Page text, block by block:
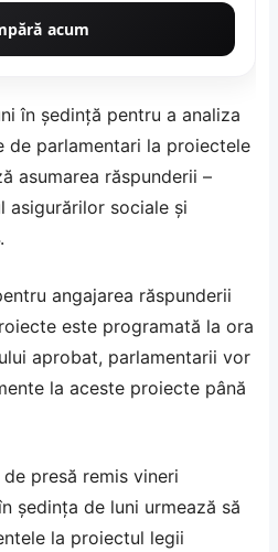
acum
în şedinţă pentru a analiza
de parlamentari la proiectele
asumarea răspunderii –
asigurărilor sociale şi
angajarea răspunderii
este programată la ora
aprobat, parlamentarii vor
la aceste proiecte până
presă remis vineri
şedinţa de luni urmează să
la proiectul legii